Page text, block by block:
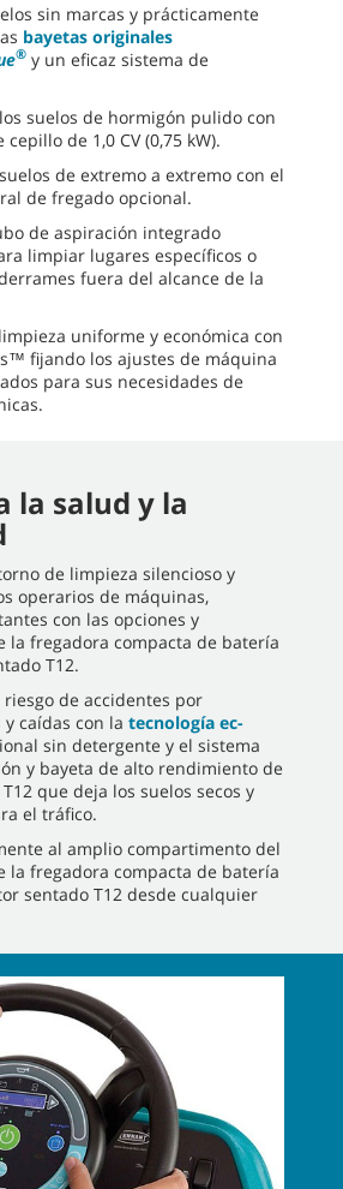
sin marcas y prácticamente
bayetas originales
® y un eficaz sistema de
suelos de hormigón pulido con
de 1,0 CV (0,75 kW).
de extremo a extremo con el
de fregado opcional.
de aspiración integrado
limpiar lugares específicos o
fuera del alcance de la
uniforme y económica con
fijando los ajustes de máquina
para sus necesidades de
la salud y la
de limpieza silencioso y
operarios de máquinas,
con las opciones y
la fregadora compacta de batería
T12.
riesgo de accidentes por
caídas con la tecnología ec-
sin detergente y el sistema
y bayeta de alto rendimiento de
que deja los suelos secos y
el tráfico.
al amplio compartimento del
la fregadora compacta de batería
sentado T12 desde cualquier